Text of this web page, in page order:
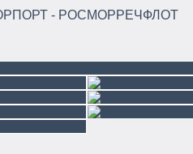
- РОСМОРРЕЧФЛОТ